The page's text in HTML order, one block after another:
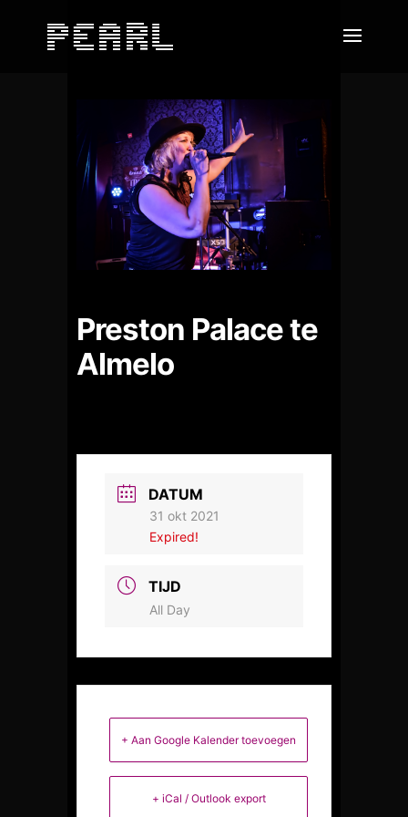
Preston Palace te
Almelo
DATUM
31 okt 2021
Expired!
TIJD
All Day
+ Aan Google Kalender toevoegen
+ iCal / Outlook export